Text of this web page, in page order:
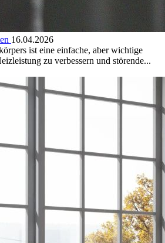
16.04.2026
ist eine einfache, aber wichtige
zu verbessern und störende...